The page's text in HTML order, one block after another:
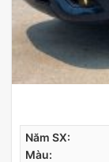
Năm SX:
Màu: